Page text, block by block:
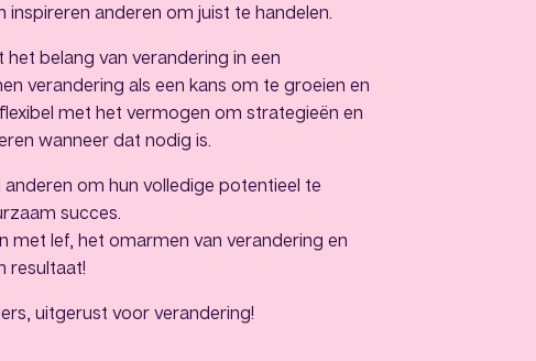
inspireren anderen om juist te handelen.
belang van verandering in een
verandering als een kans om te groeien en
met het vermogen om strategieën en
wanneer dat nodig is.
om hun volledige potentieel te
succes.
met lef, het omarmen van verandering en
resultaat!
uitgerust voor verandering!